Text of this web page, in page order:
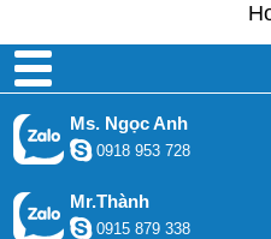
Ms. Ngọc Anh
0918 953 728
Mr.Thành
0915 879 338